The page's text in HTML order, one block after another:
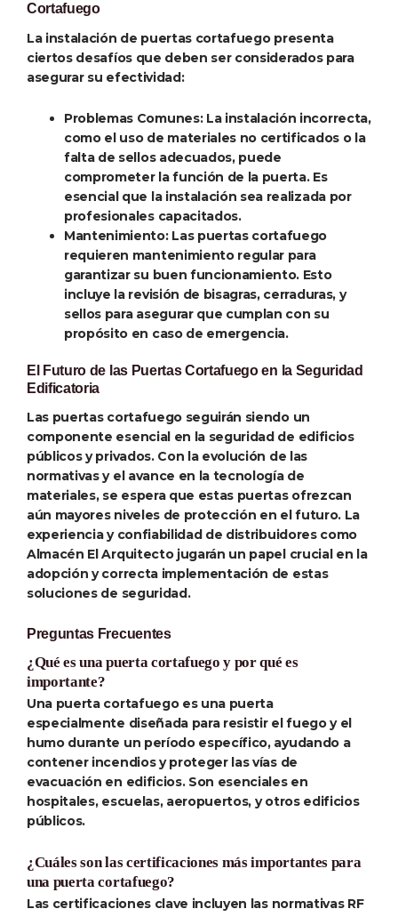
Cortafuego
La instalación de puertas cortafuego presenta
ciertos desafíos que deben ser considerados para
asegurar su efectividad:
Problemas Comunes: La instalación incorrecta,
como el uso de materiales no certificados o la
falta de sellos adecuados, puede
comprometer la función de la puerta. Es
esencial que la instalación sea realizada por
profesionales capacitados.
Mantenimiento: Las puertas cortafuego
requieren mantenimiento regular para
garantizar su buen funcionamiento. Esto
incluye la revisión de bisagras, cerraduras, y
sellos para asegurar que cumplan con su
propósito en caso de emergencia.
El Futuro de las Puertas Cortafuego en la Seguridad
Edificatoria
Las puertas cortafuego seguirán siendo un
componente esencial en la seguridad de edificios
públicos y privados. Con la evolución de las
normativas y el avance en la tecnología de
materiales, se espera que estas puertas ofrezcan
aún mayores niveles de protección en el futuro. La
experiencia y confiabilidad de distribuidores como
Almacén El Arquitecto jugarán un papel crucial en la
adopción y correcta implementación de estas
soluciones de seguridad.
Preguntas Frecuentes
¿Qué es una puerta cortafuego y por qué es
importante?
Una puerta cortafuego es una puerta
especialmente diseñada para resistir el fuego y el
humo durante un período específico, ayudando a
contener incendios y proteger las vías de
evacuación en edificios. Son esenciales en
hospitales, escuelas, aeropuertos, y otros edificios
públicos.
¿Cuáles son las certificaciones más importantes para
una puerta cortafuego?
Las certificaciones clave incluyen las normativas RF